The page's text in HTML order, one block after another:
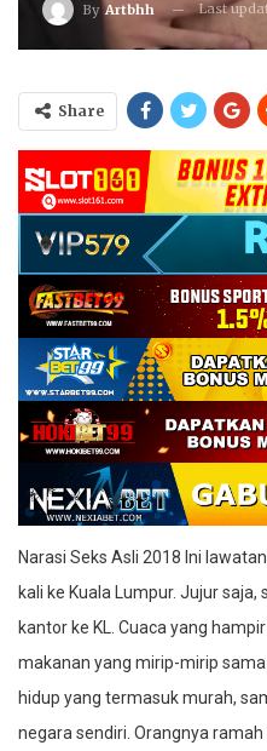
By Artbhh Last
Share
Narasi Seks Asli 2018 Ini
kali ke Kuala Lumpur. Jujur
kantor ke KL. Cuaca yang
makanan yang mirip-mirip
hidup yang termasuk murah,
negara sendiri. Orangnya